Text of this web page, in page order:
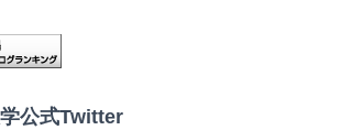
公式Twitter